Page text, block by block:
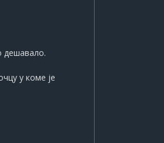
дешавало.
у коме је